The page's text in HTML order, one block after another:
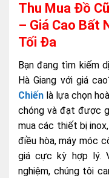
Thu Mua Đồ
– Giá Cao Bất
Tối Đa
Bạn đang tìm kiếm
Hà Giang với giá
Chiến là lựa chọn
chóng và đạt được
mua các thiết bị
điều hòa, máy móc
giá cực kỳ hợp lý.
nghiệm, chúng tôi